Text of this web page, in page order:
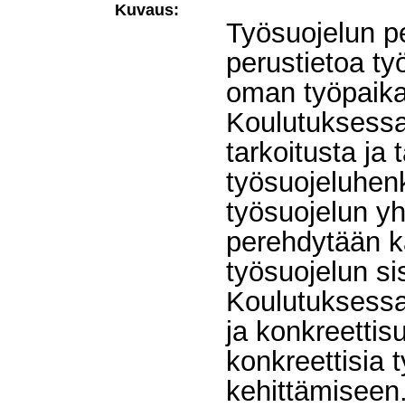
Kuvaus:
Työsuojelun
perustietoa
oman
tarkoitusta ja
työsuojelun
perehdytään
työsuojelun
ja
konkreettisia